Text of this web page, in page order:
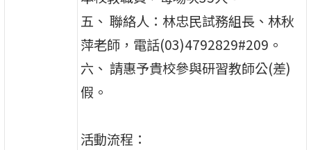
五、 聯絡人：林忠民試務組長、林秋
萍老師，電話(03)4792829#209。
六、 請惠予貴校參與研習教師公(差)
假。
活動流程：